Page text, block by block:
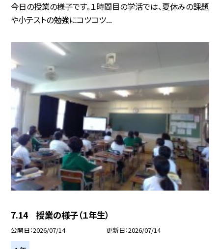
今日の授業の様子です。１時間目の学活では、夏休みの課題
や小テストの勉強にコツコツ...
7.14 授業の様子（１年生）
公開日 2026/07/14 更新日 2026/07/14